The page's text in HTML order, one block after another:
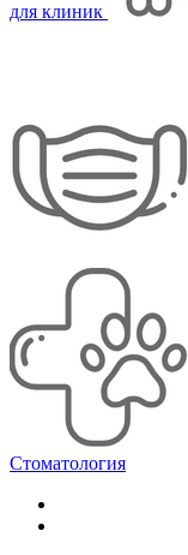
для клиник
Стоматология